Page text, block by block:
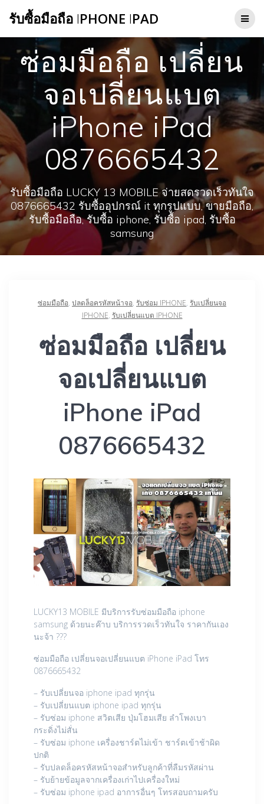
to
รับซื้อมือถือ IPHONE IPAD
ซ่อมมือถือ เปลี่ยน
จอเปลี่ยนแบต
iPhone iPad
0876665432
รับซื้อมือถือ LUCKY 13 MOBILE จ่ายสดรวดเร็วทันใจ
0876665432 รับซื้ออุปกรณ์ it ทุกรูปแบบ, ขายมือถือ,
รับซื้อมือถือ, รับซื้อ iphone, รับซื้อ ipad, รับซื้อ
samsung
ซ่อมมือถือ, ปลดล็อครหัสหน้าจอ, รับซ่อม IPHONE, รับเปลี่ยนจอ
IPHONE, รับเปลี่ยนแบต IPHONE
ซ่อมมือถือ เปลี่ยน
จอเปลี่ยนแบต
iPhone iPad
0876665432
LUCKY13 MOBILE มีบริการรับซ่อมมือถือ iphone
samsung ด้วยนะค๊าบ บริการรวดเร็วทันใจ ราคากันเอง
นะจ้า ???
ซ่อมมือถือ เปลี่ยนจอเปลี่ยนแบต iPhone iPad โทร
0876665432
– รับเปลี่ยนจอ iphone ipad ทุกรุ่น
– รับเปลี่ยนแบต iphone ipad ทุกรุ่น
– รับซ่อม iphone สวิตเสีย ปุ่มโฮมเสีย ลำโพงเบา
กระดิ่งไม่สั่น
– รับซ่อม iphone เครื่องชาร์ตไม่เข้า ชาร์ตเข้าช้าผิด
ปกติ
– รับปลดล็อครหัสหน้าจอสำหรับลูกค้าที่ลืมรหัสผ่าน
– รับย้ายข้อมูลจากเครื่องเก่าไปเครื่องใหม่
– รับซ่อม iphone ipad อาการอื่นๆ โทรสอบถามครับ